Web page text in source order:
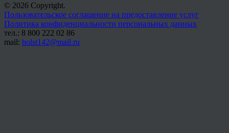
© 2026 Copyright.
Пользовательское соглашение на предоставление услуг
Политика конфиденциальности персональных данных
тел.: 8 800 222 02 86
mail: holst142@mail.ru